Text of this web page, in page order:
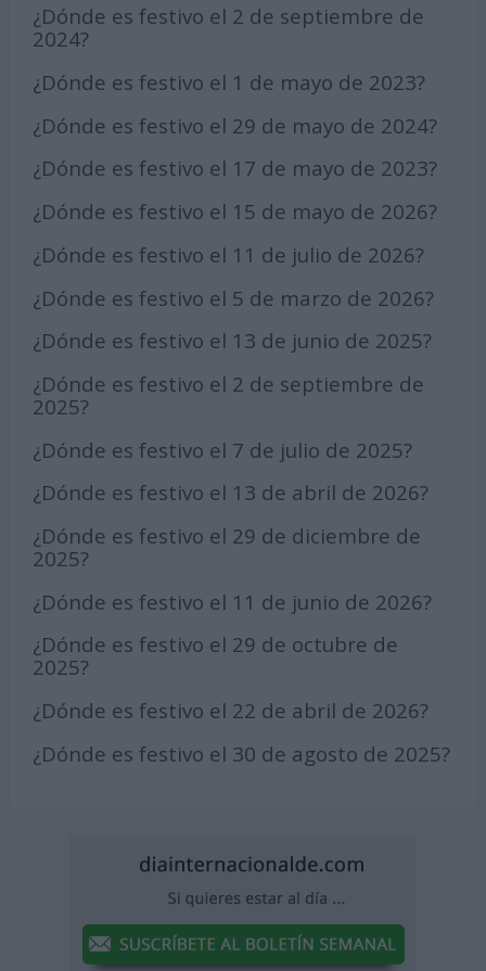
¿Dónde es festivo el 2 de septiembre de
2024?
¿Dónde es festivo el 1 de mayo de 2023?
¿Dónde es festivo el 29 de mayo de 2024?
¿Dónde es festivo el 17 de mayo de 2023?
¿Dónde es festivo el 15 de mayo de 2026?
¿Dónde es festivo el 11 de julio de 2026?
¿Dónde es festivo el 5 de marzo de 2026?
¿Dónde es festivo el 13 de junio de 2025?
¿Dónde es festivo el 2 de septiembre de
2025?
¿Dónde es festivo el 7 de julio de 2025?
¿Dónde es festivo el 13 de abril de 2026?
¿Dónde es festivo el 29 de diciembre de
2025?
¿Dónde es festivo el 11 de junio de 2026?
¿Dónde es festivo el 29 de octubre de
2025?
¿Dónde es festivo el 22 de abril de 2026?
¿Dónde es festivo el 30 de agosto de 2025?